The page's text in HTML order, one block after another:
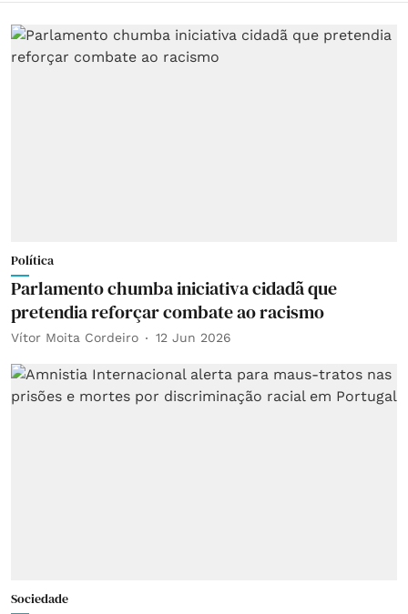
Política
Parlamento chumba iniciativa cidadã que
pretendia reforçar combate ao racismo
Vítor Moita Cordeiro 12 Jun 2026
Sociedade